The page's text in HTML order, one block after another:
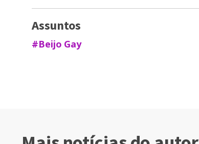
Assuntos
#Beijo Gay